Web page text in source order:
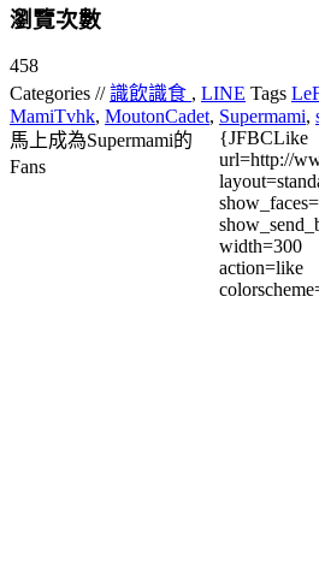
瀏覽次數
458
Categories //識飲識食 , LINE Tags
MamiTvhk, MoutonCadet, Supermami,
馬上成為Supermami的
Fans
{JFBCLike
url=http://
width=300
action=like